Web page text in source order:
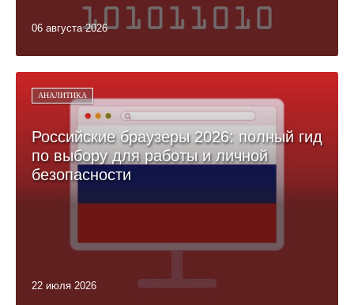
06 августа 2026
АНАЛИТИКА
Российские браузеры 2026: полный гид
по выбору для работы и личной
безопасности
22 июля 2026